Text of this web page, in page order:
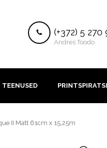
(+372) 5 270
Andres Toodo
TEENUSED
II Matt 61cm x 15,25m